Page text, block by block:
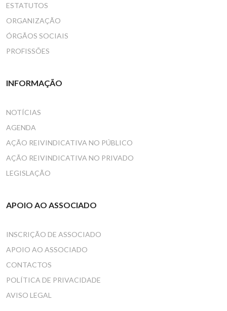
ESTATUTOS
ORGANIZAÇÃO
ÓRGÃOS SOCIAIS
PROFISSÕES
INFORMAÇÃO
NOTÍCIAS
AGENDA
AÇÃO REIVINDICATIVA NO PÚBLICO
AÇÃO REIVINDICATIVA NO PRIVADO
LEGISLAÇÃO
APOIO AO ASSOCIADO
INSCRIÇÃO DE ASSOCIADO
APOIO AO ASSOCIADO
CONTACTOS
POLÍTICA DE PRIVACIDADE
AVISO LEGAL